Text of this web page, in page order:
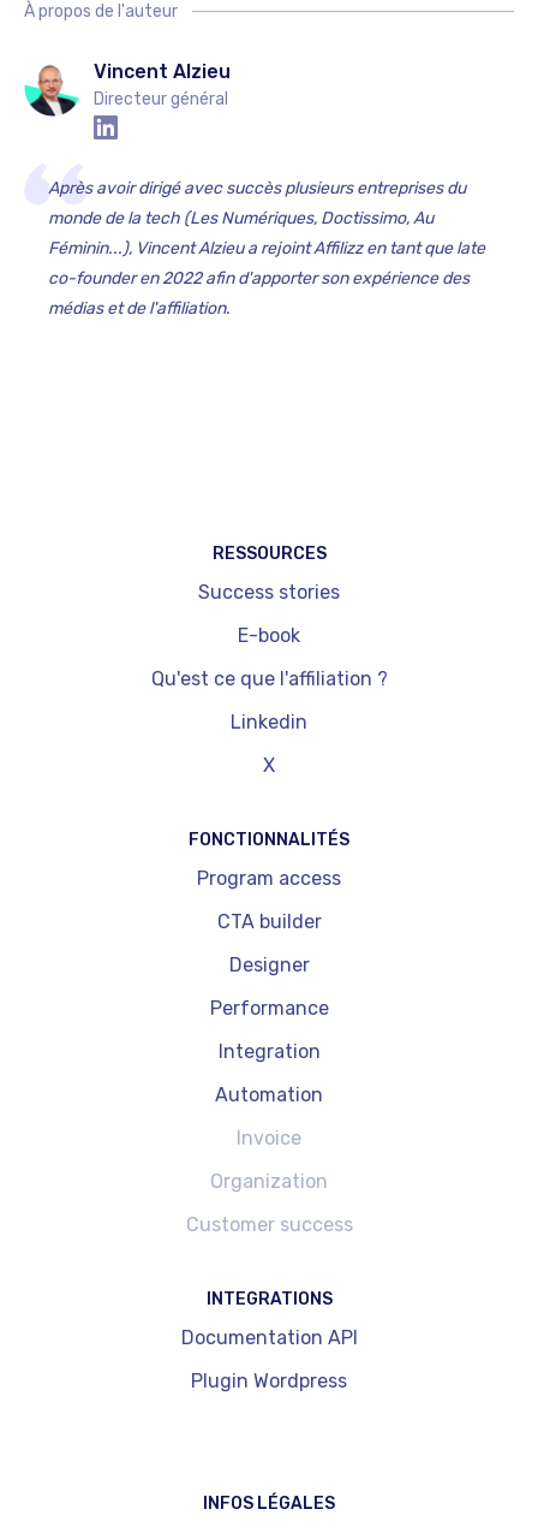
À propos de l'auteur
Vincent Alzieu
Directeur général
Après avoir dirigé avec succès plusieurs entreprises du
monde de la tech (Les Numériques, Doctissimo, Au
Féminin...), Vincent Alzieu a rejoint Affilizz en tant que late
co-founder en 2022 afin d'apporter son expérience des
médias et de l'affiliation.‍
RESSOURCES
Success stories
E-book
Qu'est ce que l'affiliation ?
Linkedin
X
FONCTIONNALITÉS
Program access
CTA builder
Designer
Performance
Integration
Automation
Invoice
Organization
Customer success
INTEGRATIONS
Documentation API
Plugin Wordpress
INFOS LÉGALES